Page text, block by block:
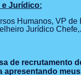
e Jurídico:
Humanos, VP de
Jurídico
de recrutamento
apresentando